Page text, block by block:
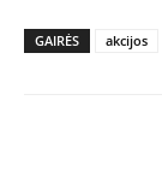
GAIRĖS akcijos